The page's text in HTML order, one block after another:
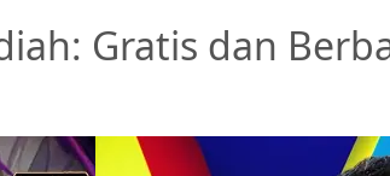
Gratis dan